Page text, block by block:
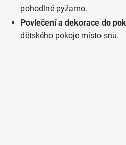
pohodlné pyžamo.
Povlečení a dekorace do
dětského pokoje místo snů.